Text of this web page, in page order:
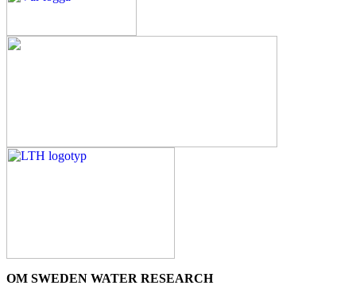
OM SWEDEN WATER RESEARCH